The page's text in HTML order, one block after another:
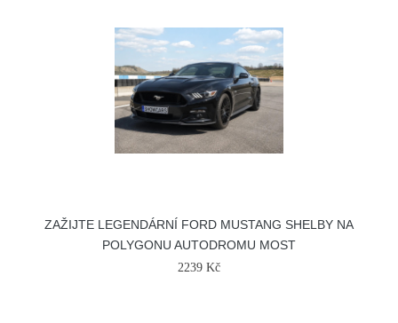
ZAŽIJTE LEGENDÁRNÍ FORD MUSTANG SHELBY NA
POLYGONU AUTODROMU MOST
2239 Kč